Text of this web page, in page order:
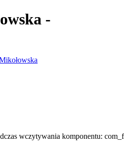
-
wczytywania komponentu: